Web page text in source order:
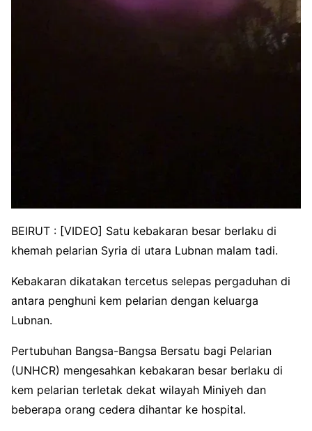
BEIRUT : [VIDEO] Satu kebakaran besar berlaku di
khemah pelarian Syria di utara Lubnan malam tadi.
Kebakaran dikatakan tercetus selepas pergaduhan di
antara penghuni kem pelarian dengan keluarga
Lubnan.
Pertubuhan Bangsa-Bangsa Bersatu bagi Pelarian
(UNHCR) mengesahkan kebakaran besar berlaku di
kem pelarian terletak dekat wilayah Miniyeh dan
beberapa orang cedera dihantar ke hospital.